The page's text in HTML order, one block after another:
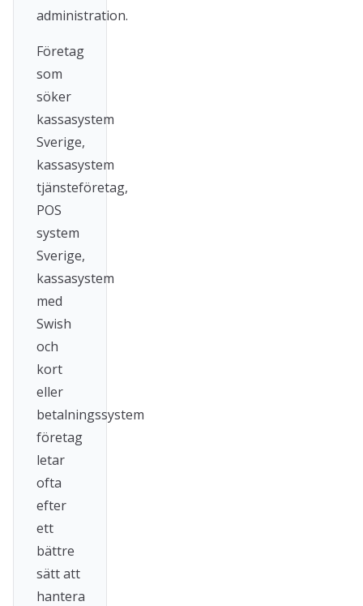
administration.
Företag
som
söker
kassasystem
Sverige,
kassasystem
tjänsteföretag,
POS
system
Sverige,
kassasystem
med
Swish
och
kort
eller
betalningssystem
företag
letar
ofta
efter
ett
bättre
sätt att
hantera